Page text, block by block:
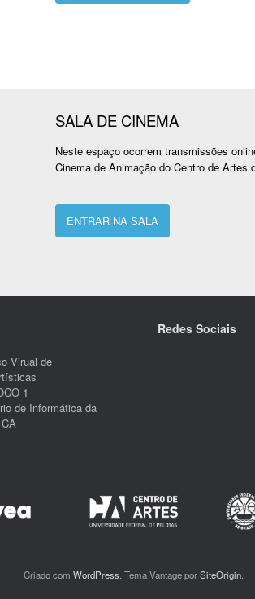
SALA DE CINEMA
Neste espaço ocorrem transmissões
Cinema de Animação do Centro de Artes
ENTRAR NA SALA
Virual de
1
de Informática da
Redes Sociais
Criado com WordPress. Tema Vantage porSiteOrigin.